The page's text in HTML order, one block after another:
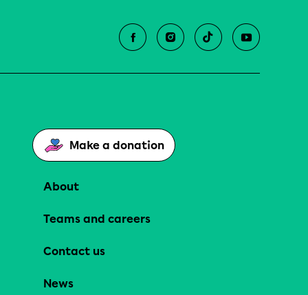
Make a donation
About
Teams and careers
Contact us
News